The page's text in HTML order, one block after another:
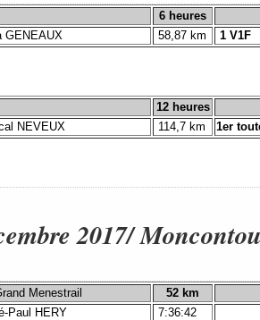
6 heures
GENEAUX 58,87 km 1 V1F
12 heures
NEVEUX 114,7 km 1er
2017/
Menestrail
52 km
Paul HERY 7:36:42